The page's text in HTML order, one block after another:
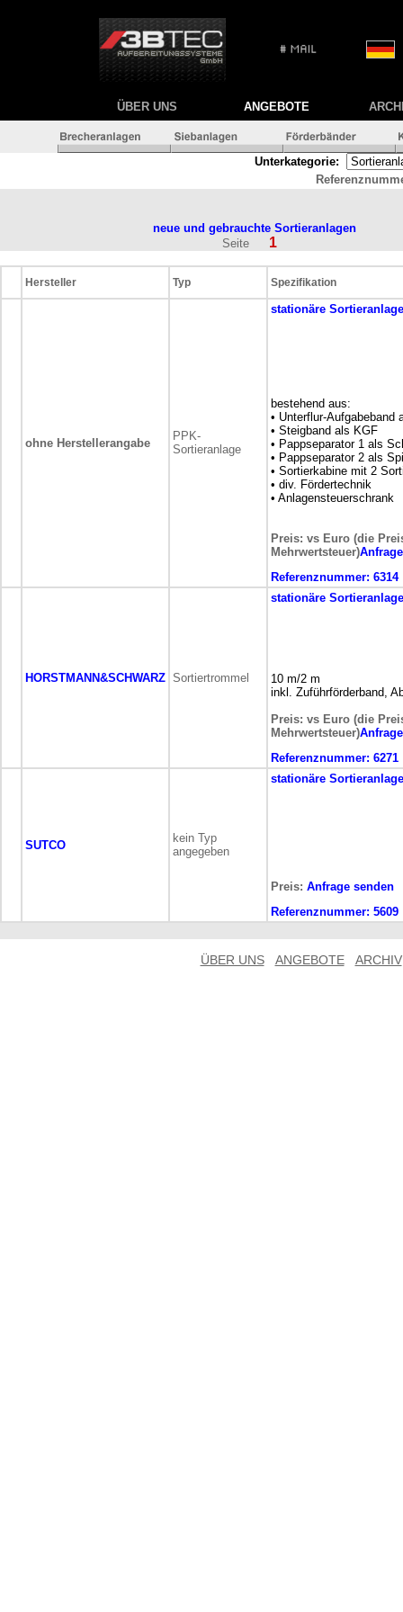
ÜBER UNS ANGEBOTE
Unterkategorie:
neue und gebrauchte Sortieranlagen
Seite
1
Hersteller Typ Spezifikation
ohne Herstellerangabe
PPK-
Sortieranlage
stationäre
bestehend aus:
• Unterflur-Aufgabeband
• Steigband als KGF
• Pappseparator 1 als
• Pappseparator 2 als
• Sortierkabine mit 2
• div. Fördertechnik
• Anlagensteuerschrank
Preis: vs Euro (die
Mehrwertsteuer)
Referenznummer: 6314
HORSTMANN&SCHWARZ Sortiertrommel
stationäre
10 m/2 m
inkl. Zuführförderband,
Preis: vs Euro (die
Mehrwertsteuer)
Referenznummer: 6271
SUTCO
kein Typ
angegeben
stationäre
Preis: Anfrage senden
Referenznummer: 5609
ÜBER UNS ANGEBOTE ARCHIV